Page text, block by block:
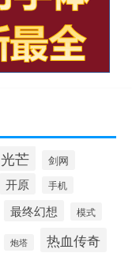
光芒 剑网
开原 手机
最终幻想 模式
炮塔 热血传奇